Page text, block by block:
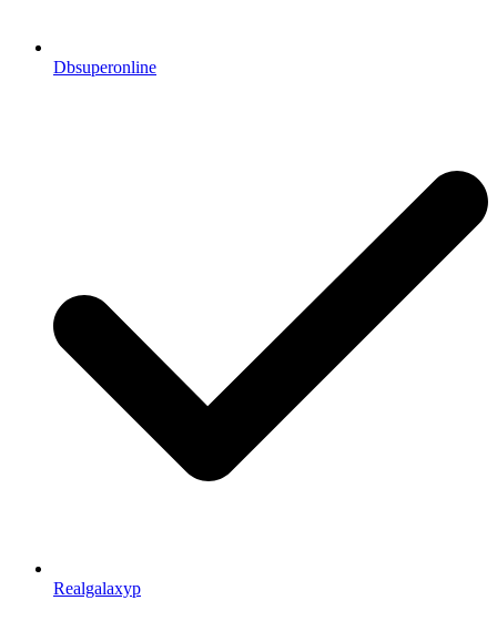
Dbsuperonline
Realgalaxyp